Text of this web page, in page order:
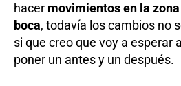
hacer movimientos en la
boca, todavía los cambios no
si que creo que voy a esperar
poner un antes y un después.